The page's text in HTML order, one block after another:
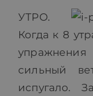
ПРАЙС-ЛИСТ
БЛОГ
УТРО.
Когда к 8
сильный
испугало.